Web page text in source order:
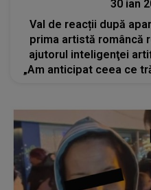
30 ian
Val de reacții după
prima artistă româncă
ajutorul inteligenţei
„Am anticipat ceea ce